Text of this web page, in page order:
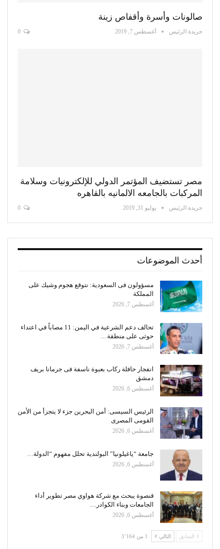
صالونات وأسرة وأقفاص زينة
جريدة الرئيس أغسطس 7, 2019
مصر تستضيف المؤتمر الدولي للإلكترونيات وسلامة
المركبات بالجامعه الالمانيه بالقاهره
جريدة الرئيس يوليو 31, 2019
أحدث الموضوعات
مسؤولون فى السعودية: نتوقع هجوم وشيك على
المملكة
أغسطس 7, 2026
تحالف دعم الشرعية في اليمن: 11 مصاباً في اعتداء
حوثى على منطقة…
أغسطس 7, 2026
انفجار حافلة ركاب بعبوة ناسفة فى جرمانا بريف
دمشق
أغسطس 6, 2026
الرئيس السيسى: أمن البحرين جزء لا يتجزأ من الأمن
القومى المصرى
أغسطس 6, 2026
جامعة “ياغيلونيا” البولندية تحلل مفهوم “الدولة…
أغسطس 6, 2026
قنصوة يبحث مع شركة هواوي مصر تطوير أداء
الجامعات وبناء الكوادر…
أغسطس 6, 2026
السابق التالي 1 من 3٬164